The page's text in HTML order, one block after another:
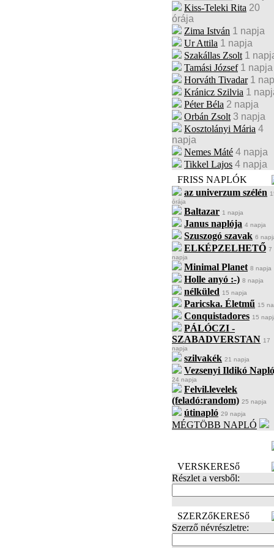
Kiss-Teleki Rita 20
órája
Zima István 1 napja
Ur Attila 1 napja
Szakállas Zsolt 1
Tamási József 1 napja
Horváth Tivadar 1
Kránicz Szilvia 1
Péter Béla 2 napja
Orbán Zsolt 3 napja
Kosztolányi Mária 4
napja
Nemes Máté 4 napja
Tikkel Lajos 4 napja
FRISS NAPLÓK
az univerzum szélén
órája
Baltazar 1 napja
Janus naplója 4 napja
Szuszogó szavak 6
ELKÉPZELHETŐ 7
napja
Minimal Planet 8 napja
Holle anyó :-) 8 napja
nélküled 15 napja
Paricska. Életmű 15
Conquistadores 15
PÁLÓCZI -
SZABADVERSTAN 17
napja
szilvakék 21 napja
Vezsenyi Ildikó
24 napja
Felvil.levelek
(feladó:random) 25 napja
útinapló 29 napja
MÉGTÖBB NAPLÓ
VERSKERESő
Részlet a versből:
SZERZőKERESő
Szerző névrészletre: